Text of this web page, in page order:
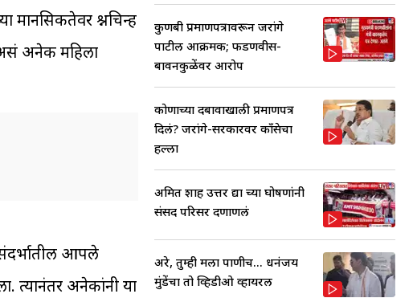
प्रश्नचिन्ह
असं अनेक महिला
संदर्भातील आपले
त्यानंतर अनेकांनी या
कुणबी प्रमाणपत्रावरून जरांगे
पाटील आक्रमक; फडणवीस-
बावनकुळेंवर आरोप
कोणाच्या दबावाखाली प्रमाणपत्र
दिलं? जरांगे-सरकारवर काँग्रेसचा
हल्ला
अमित शाह उत्तर द्या च्या घोषणांनी
संसद परिसर दणाणलं
अरे, तुम्ही मला पाणीच... धनंजय
मुंडेंचा तो व्हिडीओ व्हायरल